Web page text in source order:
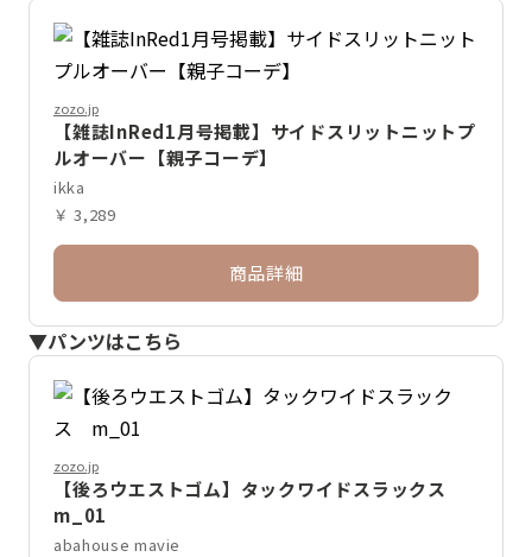
zozo.jp
【雑誌InRed1月号掲載】サイドスリットニットプ
ルオーバー【親子コーデ】
ikka
￥ 3,289
商品詳細
▼パンツはこちら
zozo.jp
【後ろウエストゴム】タックワイドスラックス
m_01
abahouse mavie